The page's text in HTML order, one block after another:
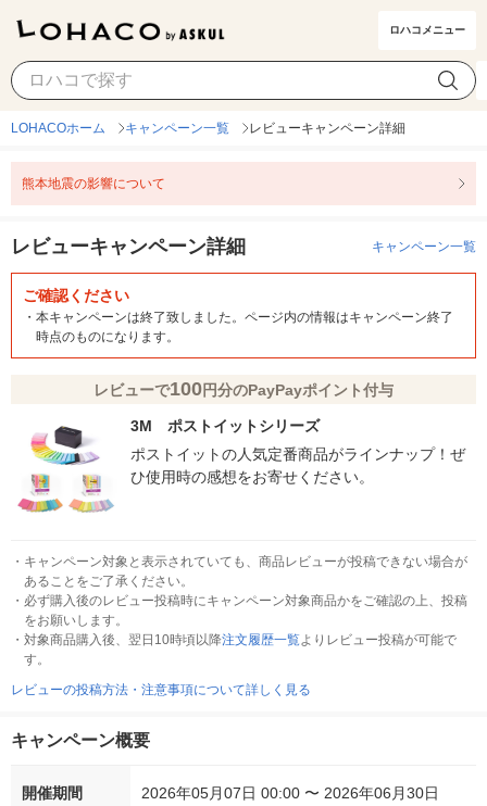
ロハコメニュー
LOHACOホーム キャンペーン一覧 レビューキャンペーン詳細
熊本地震の影響について
レビューキャンペーン詳細 キャンペーン一覧
ご確認ください
・ 本キャンペーンは終了致しました。ページ内の情報はキャンペーン終了
時点のものになります。
レビューで100円分のPayPayポイント付与
3M ポストイットシリーズ
ポストイットの人気定番商品がラインナップ！ぜ
ひ使用時の感想をお寄せください。
・ キャンペーン対象と表示されていても、商品レビューが投稿できない場合が
あることをご了承ください。
・ 必ず購入後のレビュー投稿時にキャンペーン対象商品かをご確認の上、投稿
をお願いします。
・ 対象商品購入後、翌日10時頃以降注文履歴一覧よりレビュー投稿が可能で
す。
レビューの投稿方法・注意事項について詳しく見る
キャンペーン概要
開催期間
2026年05月07日 00:00 〜 2026年06月30日